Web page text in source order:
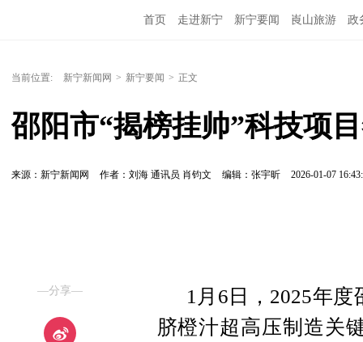
首页 走进新宁 新宁要闻 崀山旅游 政
当前位置: 新宁新闻网 > 新宁要闻 > 正文
邵阳市“揭榜挂帅”科技项
来源：新宁新闻网 作者：刘海 通讯员 肖钧文 编辑：张宇昕 2026-01-07
—分享—
1月6日，2025年
脐橙汁超高压制造关